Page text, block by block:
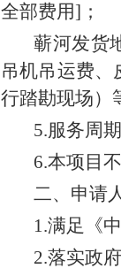
全部费用]；
蕲河发货
吊机吊运费、
行踏勘现场）
5.服务周期
6.本项目不
二、申请
1.满足《中
2.落实政府